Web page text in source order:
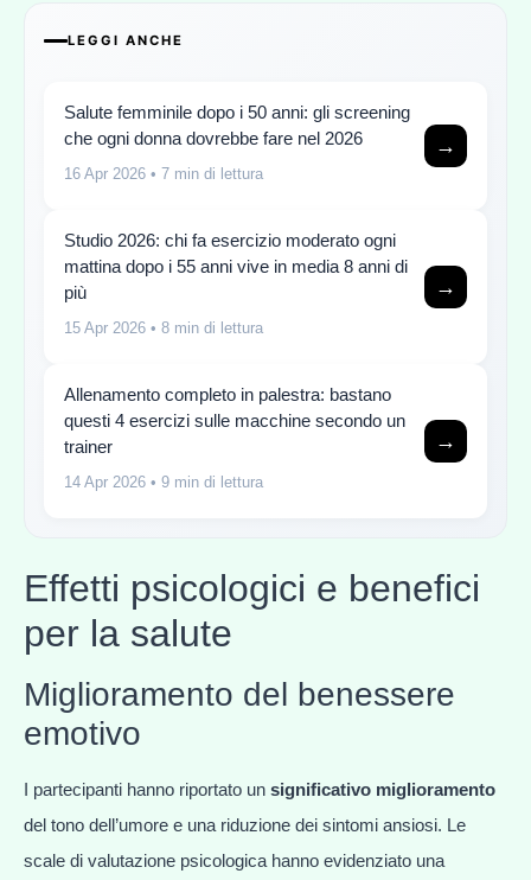
LEGGI ANCHE
Salute femminile dopo i 50 anni: gli screening
che ogni donna dovrebbe fare nel 2026
16 Apr 2026 • 7 min di lettura
→
Studio 2026: chi fa esercizio moderato ogni
mattina dopo i 55 anni vive in media 8 anni di
più
15 Apr 2026 • 8 min di lettura
→
Allenamento completo in palestra: bastano
questi 4 esercizi sulle macchine secondo un
trainer
14 Apr 2026 • 9 min di lettura
→
Effetti psicologici e benefici
per la salute
Miglioramento del benessere
emotivo
I partecipanti hanno riportato un significativo miglioramento
del tono dell’umore e una riduzione dei sintomi ansiosi. Le
scale di valutazione psicologica hanno evidenziato una